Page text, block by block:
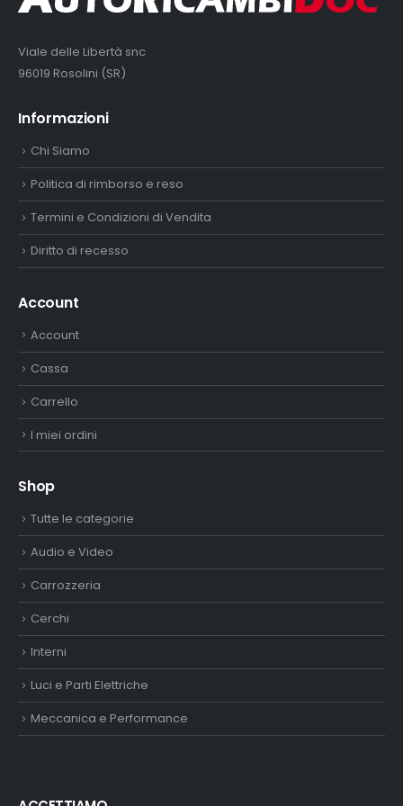
Viale delle Libertà snc
96019 Rosolini (SR)
Informazioni
Chi Siamo
Politica di rimborso e reso
Termini e Condizioni di Vendita
Diritto di recesso
Account
Account
Cassa
Carrello
I miei ordini
Shop
Tutte le categorie
Audio e Video
Carrozzeria
Cerchi
Interni
Luci e Parti Elettriche
Meccanica e Performance